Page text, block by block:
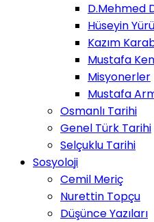
D.Mehmed
Hüseyin
Kazım
Mustafa
Misyonerler
Mustafa
Osmanlı Tarihi
Genel Türk Tarihi
Selçuklu Tarihi
Sosyoloji
Cemil Meriç
Nurettin Topçu
Düşünce Yazıları